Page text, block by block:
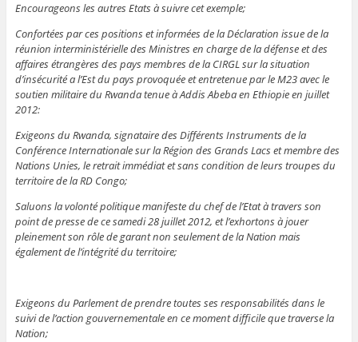
Encourageons les autres Etats à suivre cet exemple;
Confortées par ces positions et informées de la Déclaration issue de la
réunion interministérielle des Ministres en charge de la défense et des
affaires étrangères des pays membres de la CIRGL sur la situation
d’insécurité a l’Est du pays provoquée et entretenue par le M23 avec le
soutien militaire du Rwanda tenue à Addis Abeba en Ethiopie en juillet
2012:
Exigeons du Rwanda, signataire des Différents Instruments de la
Conférence Internationale sur la Région des Grands Lacs et membre des
Nations Unies, le retrait immédiat et sans condition de leurs troupes du
territoire de la RD Congo;
Saluons la volonté politique manifeste du chef de l’Etat à travers son
point de presse de ce samedi 28 juillet 2012, et l’exhortons à jouer
pleinement son rôle de garant non seulement de la Nation mais
également de l’intégrité du territoire;
Exigeons du Parlement de prendre toutes ses responsabilités dans le
suivi de l’action gouvernementale en ce moment difficile que traverse la
Nation;